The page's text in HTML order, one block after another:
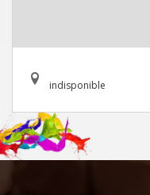
indisponible